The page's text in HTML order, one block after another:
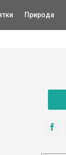
Природа